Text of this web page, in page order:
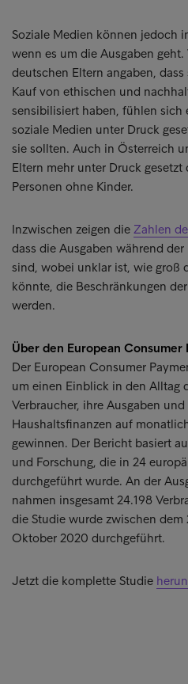
Soziale Medien können jedoch
wenn es um die Ausgaben
deutschen Eltern angaben,
Kauf von ethischen und
sensibilisiert haben, fühlen sich
soziale Medien unter Druck
sie sollten. Auch in Österreich
Eltern mehr unter Druck
Personen ohne Kinder.
Inzwischen zeigen die Zahlen
dass die Ausgaben während
sind, wobei unklar ist, wie groß
könnte, die Beschränkungen
werden.
Über den European
Der European Consumer
um einen Einblick in den Alltag
Verbraucher, ihre Ausgaben
Haushaltsfinanzen auf
gewinnen. Der Bericht basiert
und Forschung, die in 24
durchgeführt wurde. An der
nahmen insgesamt 24.198
die Studie wurde zwischen dem
Oktober 2020 durchgeführt.
Jetzt die komplette Studie